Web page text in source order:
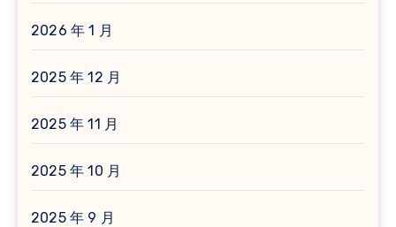
2026 年 1 月
2025 年 12 月
2025 年 11 月
2025 年 10 月
2025 年 9 月